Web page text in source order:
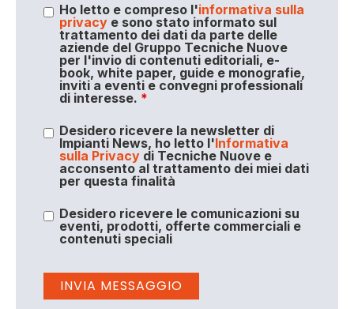
Ho letto e compreso l'informativa sulla
privacye sono stato informato sul
trattamento dei dati da parte delle
aziende del Gruppo Tecniche Nuove
per l'invio di contenuti editoriali, e-
book, white paper, guide e monografie,
inviti a eventi e convegni professionali
di interesse. *
Desidero ricevere la newsletter di
Impianti News, ho letto l'Informativa
sulla Privacydi Tecniche Nuove e
acconsento al trattamento dei miei dati
per questa finalità
Desidero ricevere le comunicazioni su
eventi, prodotti, offerte commerciali e
contenuti speciali